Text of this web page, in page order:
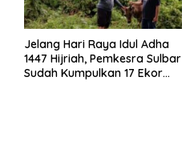
Jelang Hari Raya Idul Adha
1447 Hijriah, Pemkesra Sulbar
Sudah Kumpulkan 17 Ekor